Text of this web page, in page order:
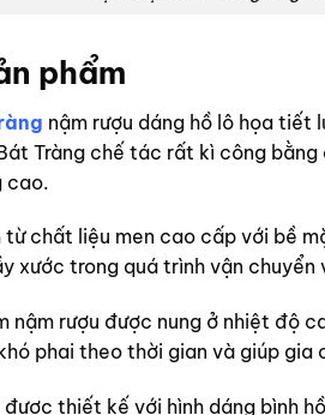
phẩm
nậm rượu dáng hồ lô họa tiết
Tràng chế tác rất kì công
cao.
từ chất liệu men cao cấp với bề
xước trong quá trình vận chuyển
nậm rượu được nung ở nhiệt độ
phai theo thời gian và giúp gia
thiết kế với hình dáng bình